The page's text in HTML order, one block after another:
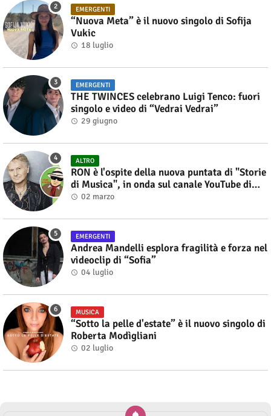
EMERGENTI
“Nuova Meta” è il nuovo singolo di Sofija
Vukic
18 luglio
EMERGENTI
THE TWINCES celebrano Luigi Tenco: fuori
singolo e video di “Vedrai Vedrai”
29 giugno
ALTRO
RON è l'ospite della nuova puntata di "Storie
di Musica", in onda sul canale YouTube di
Alberto Salerno
02 marzo
EMERGENTI
Andrea Mandelli esplora fragilità e forza nel
videoclip di “Sofia”
04 luglio
MUSICA
“Sotto la pelle d'estate” è il nuovo singolo di
Roberta Modìgliani
02 luglio